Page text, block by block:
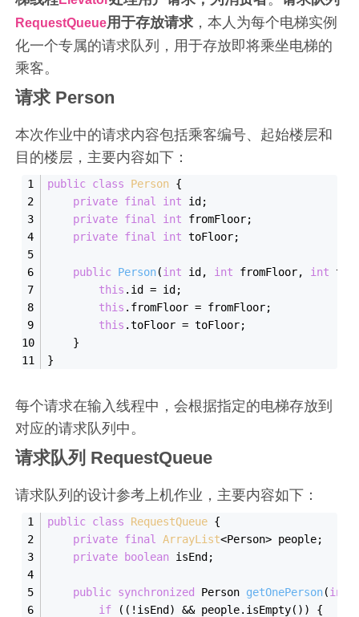
RequestQueue用于存放请求 ，本人为每个电梯实例
化一个专属的请求队列，用于存放即将乘坐电梯的
乘客。
请求 Person
本次作业中的请求内容包括乘客编号、起始楼层和
目的楼层，主要内容如下：
public class Person {
private final int id;
private final int fromFloor;
private final int toFloor;
public Person(int id, int fromFloor, int
this .id = id;
this .fromFloor = fromFloor;
this .toFloor = toFloor;
    }
}
每个请求在输入线程中，会根据指定的电梯存放到
对应的请求队列中。
请求队列 RequestQueue
请求队列的设计参考上机作业，主要内容如下：
public class RequestQueue {
private final ArrayList<Person> people;
private
boolean isEnd;
public synchronized Person getOnePerson(int
if ((!isEnd) && people. isEmpty()) {